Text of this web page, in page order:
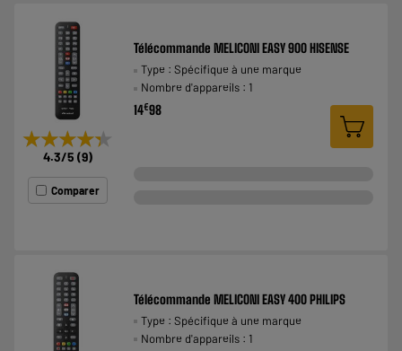
★★★★★
★★★★★
4.3/5 (9)
Comparer
Télécommande MELICONI EASY 900 HISENSE
Type : Spécifique à une marque
Nombre d'appareils : 1
14€98
Télécommande MELICONI EASY 400 PHILIPS
Type : Spécifique à une marque
Nombre d'appareils : 1